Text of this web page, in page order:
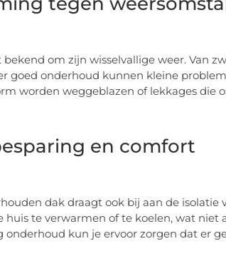
bekend om zijn wisselvallige weer. Van
goed onderhoud kunnen kleine
worden weggeblazen of lekkages die
en comfort
dak draagt ook bij aan de
huis te verwarmen of te koelen, wat
onderhoud kun je ervoor zorgen dat er